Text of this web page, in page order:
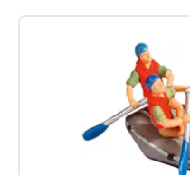
Bildergalerie überspringen